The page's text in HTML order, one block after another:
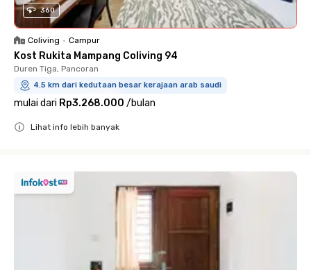
360
Coliving • Campur
Kost Rukita Mampang Coliving 94
Duren Tiga, Pancoran
4.5 km dari kedutaan besar kerajaan arab saudi
mulai dari Rp3.268.000 /bulan
Lihat info lebih banyak